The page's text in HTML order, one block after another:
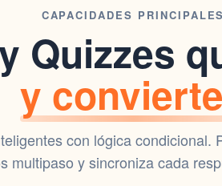
CAPACIDADES PRINCIPALES
Quizzes
y
con lógica condicional.
multipaso y sincroniza cada